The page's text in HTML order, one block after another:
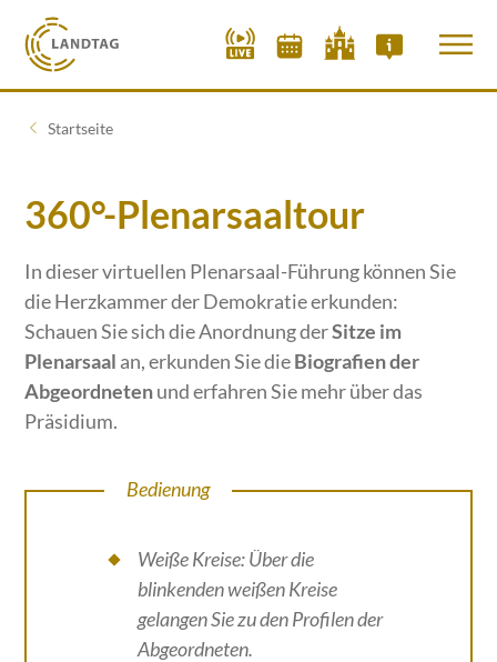
Startseite
360°-Plenarsaaltour
In dieser virtuellen Plenarsaal-Führung können Sie
die Herzkammer der Demokratie erkunden:
Schauen Sie sich die Anordnung derSitze im
Plenarsaal an, erkunden Sie dieBiografien der
Abgeordnetenund erfahren Sie mehr über das
Präsidium.
Bedienung
Weiße Kreise: Über die
blinkenden weißen Kreise
gelangen Sie zu den Profilen der
Abgeordneten.